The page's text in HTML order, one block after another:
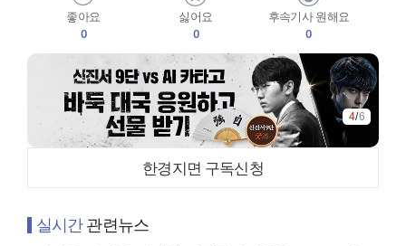
좋아요
0
싫어요
0
후속기사 원해요
0
4/6
한경지면 구독신청
실시간관련뉴스